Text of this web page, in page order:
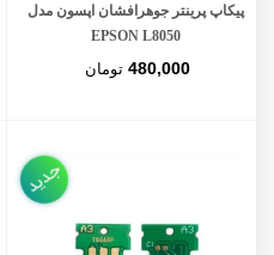
پیکاپ پرینتر جوهرافشان اپسون مدل
EPSON L8050
480,000 تومان
جدید